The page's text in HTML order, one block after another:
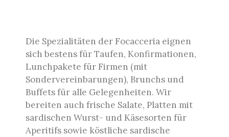
Die Spezialitäten der Focacceria eignen
sich bestens für Taufen, Konfirmationen,
Lunchpakete für Firmen (mit
Sondervereinbarungen), Brunchs und
Buffets für alle Gelegenheiten. Wir
bereiten auch frische Salate, Platten mit
sardischen Wurst- und Käsesorten für
Aperitifs sowie köstliche sardische